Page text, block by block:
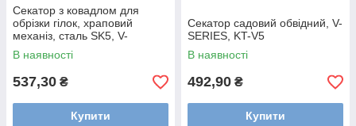
Секатор з ковадлом для
обрізки гілок, храповий
механіз, сталь SK5, V-
SERIES, KT-V1025
В наявності
537,30 ₴
Купити
Секатор садовий обвідний, V-
SERIES, KT-V5
В наявності
492,90 ₴
Купити